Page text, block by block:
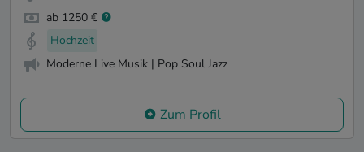
ab 1250 €
Hochzeit
Moderne Live Musik | Pop Soul Jazz
Zum Profil